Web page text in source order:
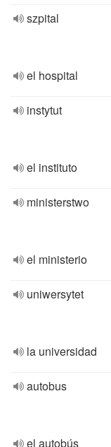
szpital
el hospital
instytut
el instituto
ministerstwo
el ministerio
uniwersytet
la universidad
autobus
el autobús